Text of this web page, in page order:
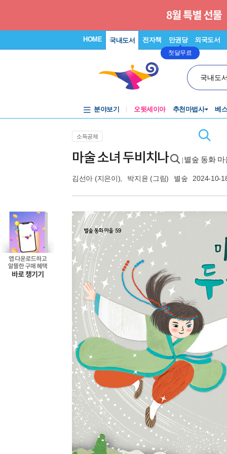
HOME 국내도서 전자책 만권당
첫달무료
외국도서
국내도
분야보기 오뒷세이아 추천마법사 베
소득공제
마술 소녀 두비치나 별숲 동화 마
김선아 (지은이), 박지윤 (그림) 별숲 2024-10-